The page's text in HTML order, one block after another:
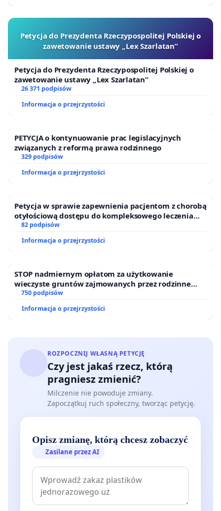
Petycja do Prezydenta Rzeczypospolitej Polskiej o
zawetowanie ustawy „Lex Szarlatan”
Petycja do Prezydenta Rzeczypospolitej Polskiej o
zawetowanie ustawy „Lex Szarlatan”
26 371 podpisów
Informacja o przejrzystości
PETYCJA o kontynuowanie prac legislacyjnych
związanych z reformą prawa rodzinnego
329 podpisów
Informacja o przejrzystości
Petycja w sprawie zapewnienia pacjentom z chorobą
otyłościową dostępu do kompleksowego leczenia
oraz programów profilaktycznych.
82 podpisów
Informacja o przejrzystości
STOP nadmiernym opłatom za użytkowanie
wieczyste gruntów zajmowanych przez rodzinne
ogrody działkowe.
750 podpisów
Informacja o przejrzystości
ROZPOCZNIJ WŁASNĄ PETYCJĘ
Czy jest jakaś rzecz, którą
pragniesz zmienić?
Milczenie nie powoduje zmiany.
Zapoczątkuj ruch społeczny, tworząc petycję.
Opisz zmianę, którą chcesz zobaczyć
Zasilane przez AI